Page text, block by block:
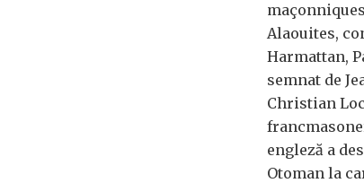
Alaouites,
Harmattan,
semnat de
Christian
engleză a
Otoman la